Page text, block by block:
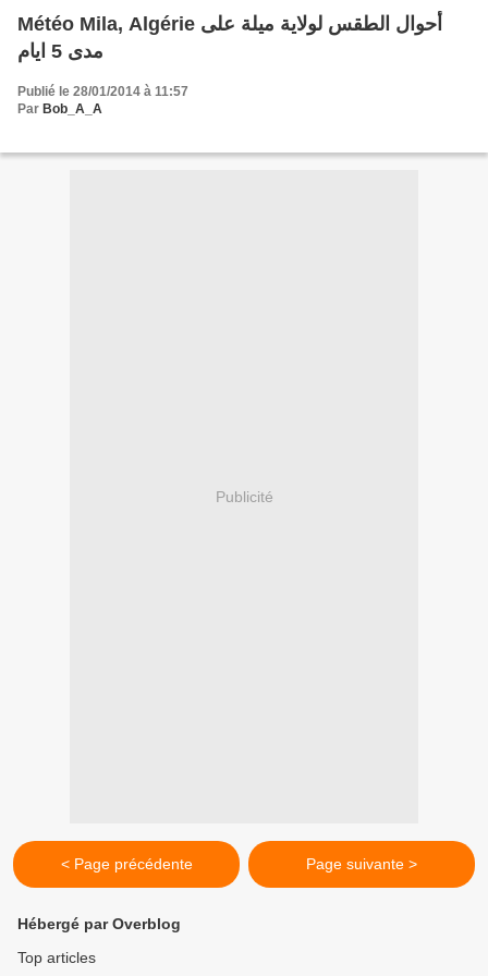
Météo Mila, Algérie أحوال الطقس لولاية ميلة على
مدى 5 ايام
Publié le 28/01/2014 à 11:57
Par Bob_A_A
Publicité
< Page précédente Page suivante >
Hébergé par Overblog
Top articles